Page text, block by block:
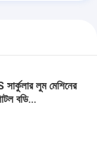
লুম মেশিনের
বডি